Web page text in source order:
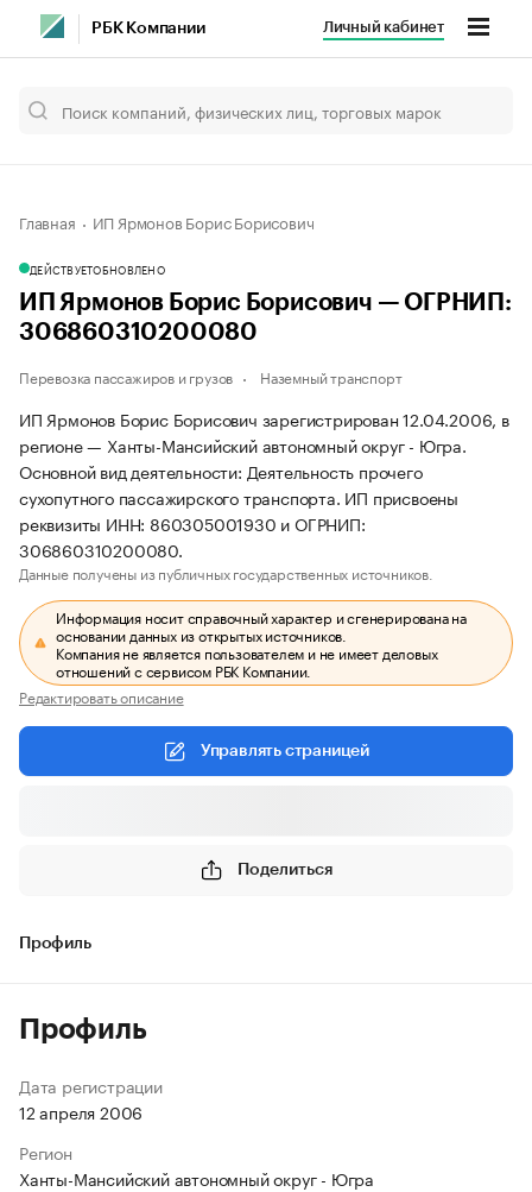
РБК Компании Личный кабинет
Главная ИП Ярмонов Борис Борисович
ДЕЙСТВУЕТОБНОВЛЕНО
ИП Ярмонов Борис Борисович — ОГРНИП:
306860310200080
Перевозка пассажиров и грузов Наземный транспорт
ИП Ярмонов Борис Борисович зарегистрирован 12.04.2006, в
регионе — Ханты-Мансийский автономный округ - Югра.
Основной вид деятельности: Деятельность прочего
сухопутного пассажирского транспорта. ИП присвоены
реквизиты ИНН: 860305001930 и ОГРНИП:
306860310200080.
Данные получены из публичных государственных источников.
Информация носит справочный характер и сгенерирована на
основании данных из открытых источников.
Компания не является пользователем и не имеет деловых
отношений с сервисом РБК Компании.
Редактировать описание
Управлять страницей
Поделиться
Профиль
Профиль
Дата регистрации
12 апреля 2006
Регион
Ханты-Мансийский автономный округ - Югра